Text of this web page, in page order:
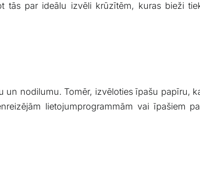
tās par ideālu izvēli krūzītēm, kuras ⁤bieži
nodilumu. Tomēr, izvēloties īpašu ​papīru,
lietojumprogrammām vai īpašiem